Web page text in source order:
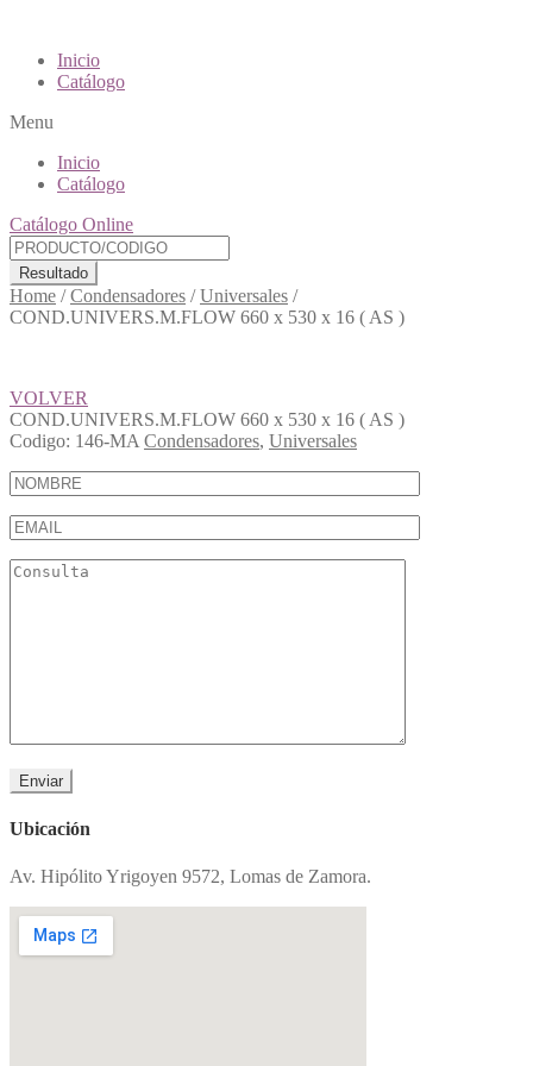
Inicio
Catálogo
Menu
Inicio
Catálogo
Catálogo Online
Resultado
Home /Condensadores /Universales /
COND.UNIVERS.M.FLOW 660 x 530 x 16 ( AS )
VOLVER
COND.UNIVERS.M.FLOW 660 x 530 x 16 ( AS )
Codigo: 146-MA Condensadores, Universales
Ubicación
Av. Hipólito Yrigoyen 9572, Lomas de Zamora.